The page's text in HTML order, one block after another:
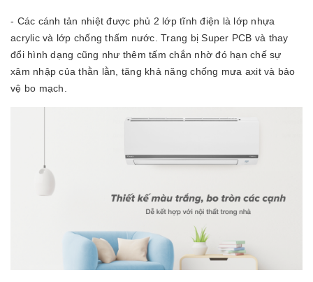
- Các cánh tản nhiệt được phủ 2 lớp tĩnh điện là lớp nhựa
acrylic và lớp chống thấm nước. Trang bị Super PCB và thay
đổi hình dạng cũng như thêm tấm chắn nhờ đó hạn chế sự
xâm nhập của thằn lằn, tăng khả năng chống mưa axit và bảo
vệ bo mạch.